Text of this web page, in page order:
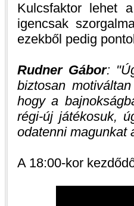
Kulcsfaktor lehet
igencsak
ezekből pedig
Rudner Gábor:
biztosan
hogy a
régi-új játékosuk,
odatenni magunkat
A 18:00-kor